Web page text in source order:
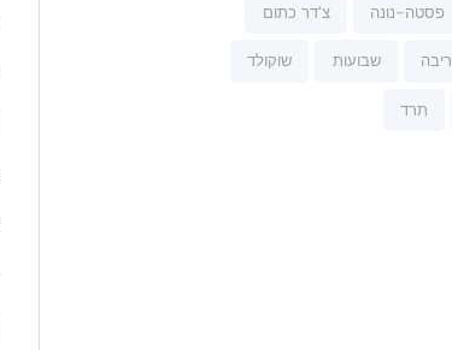
פסטה-נונה צ'דר כתום
ריבה שבועות שוקולד
תרד